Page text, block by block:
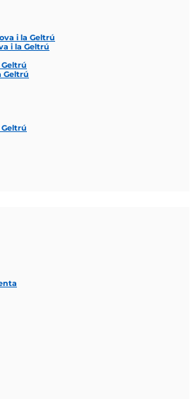
i la Geltrú
i la Geltrú
Geltrú